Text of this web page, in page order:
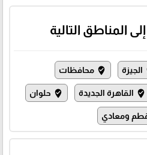
المناطق التالية
الجيزة where_to_vote محافظات
where_to_vote القاهرة الجديدة where_to_vote حلوان
ومعادي